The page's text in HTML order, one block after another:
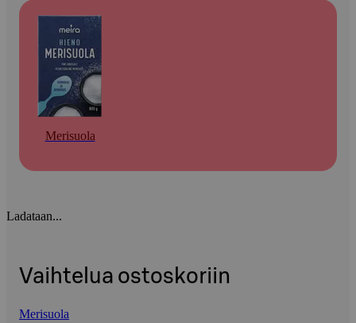
Merisuola
Ladataan...
Vaihtelua ostoskoriin
Merisuola